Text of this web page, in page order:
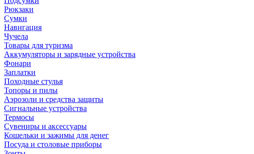
Рюкзаки
Сумки
Навигация
Чучела
Товары для туризма
Аккумуляторы и зарядные устройства
Фонари
Заплатки
Походные стулья
Топоры и пилы
Аэрозоли и средства защиты
Сигнальные устройства
Термосы
Сувениры и аксессуары
Кошельки и зажимы для денег
Посуда и столовые приборы